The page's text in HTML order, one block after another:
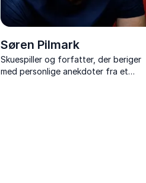
Søren Pilmark
Skuespiller og forfatter, der beriger
med personlige anekdoter fra et